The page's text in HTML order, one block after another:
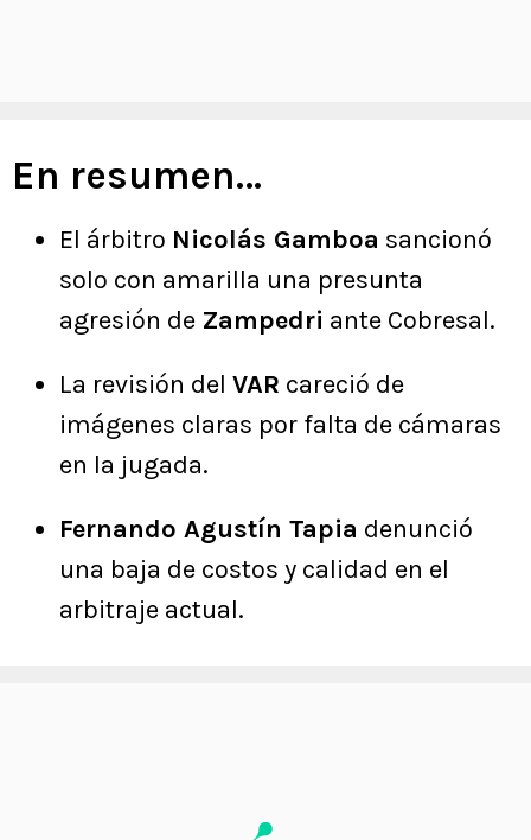
En resumen…
El árbitro Nicolás Gamboa sancionó
solo con amarilla una presunta
agresión de Zampedri ante Cobresal.
La revisión del VAR careció de
imágenes claras por falta de cámaras
en la jugada.
Fernando Agustín Tapia denunció
una baja de costos y calidad en el
arbitraje actual.